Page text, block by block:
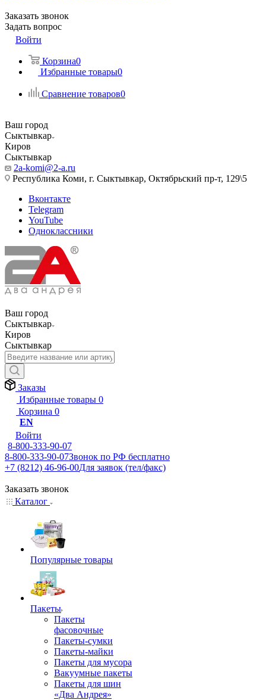
Заказать звонок
Задать вопрос
Войти
Корзина0
Избранные товары0
Сравнение товаров0
Ваш город
Сыктывкар
Киров
Сыктывкар
2a-komi@2-a.ru
Республика Коми, г. Сыктывкар, Октябрьский пр-т, 129\5
Вконтакте
Telegram
YouTube
Одноклассники
Ваш город
Сыктывкар
Киров
Сыктывкар
Заказы
Избранные товары 0
Корзина 0
EN
Войти
8-800-333-90-07
8-800-333-90-07Звонок по РФ бесплатно
+7 (8212) 46-96-00Для заявок (тел/факс)
Заказать звонок
Каталог
Популярные товары
Пакеты
Пакеты
фасовочные
Пакеты-сумки
Пакеты-майки
Пакеты для мусора
Вакуумные пакеты
Пакеты для шин
«Два Андрея»